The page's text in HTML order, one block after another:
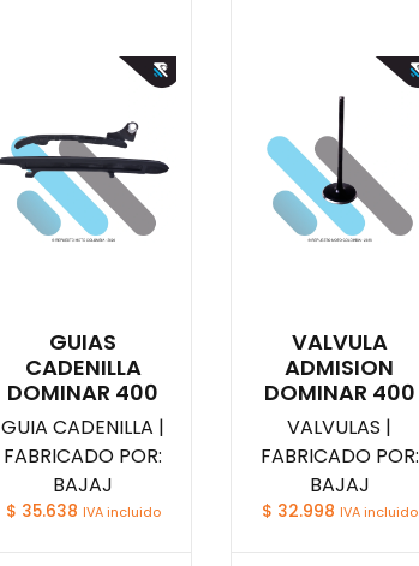
GUIAS
CADENILLA
DOMINAR 400
GUIA CADENILLA |
FABRICADO POR:
BAJAJ
$ 35.638 IVA incluido
VALVULA
ADMISION
DOMINAR 400
VALVULAS |
FABRICADO POR:
BAJAJ
$ 32.998 IVA incluido